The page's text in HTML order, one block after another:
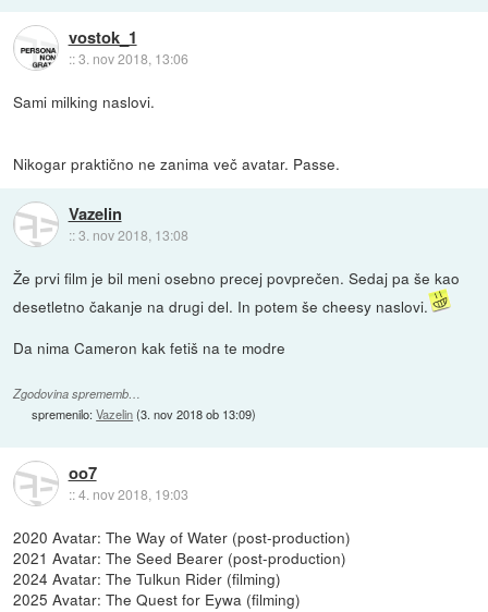
vostok_1
::3. nov 2018, 13:06
Sami milking naslovi.
Nikogar praktično ne zanima več avatar. Passe.
Vazelin
::3. nov 2018, 13:08
Že prvi film je bil meni osebno precej povprečen. Sedaj pa še kao
desetletno čakanje na drugi del. In potem še cheesy naslovi.
Da nima Cameron kak fetiš na te modre
Zgodovina sprememb…
spremenilo:Vazelin(3. nov 2018 ob 13:09)
oo7
::4. nov 2018, 19:03
2020 Avatar: The Way of Water (post-production)
2021 Avatar: The Seed Bearer (post-production)
2024 Avatar: The Tulkun Rider (filming)
2025 Avatar: The Quest for Eywa (filming)